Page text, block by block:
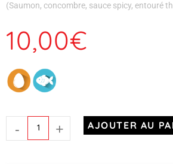
(Saumon, concombre, sauce spicy, entouré
10,00€
- + AJOUTER AU